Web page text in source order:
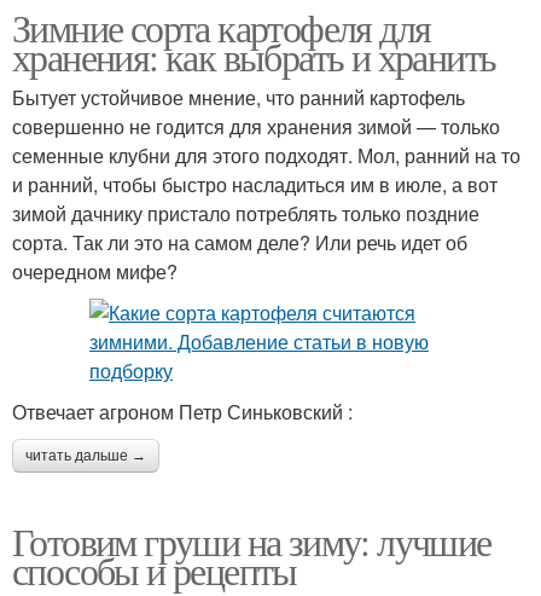
Зимние сорта картофеля для
хранения: как выбрать и хранить
Бытует устойчивое мнение, что ранний картофель
совершенно не годится для хранения зимой — только
семенные клубни для этого подходят. Мол, ранний на то
и ранний, чтобы быстро насладиться им в июле, а вот
зимой дачнику пристало потреблять только поздние
сорта. Так ли это на самом деле? Или речь идет об
очередном мифе?
Отвечает агроном Петр Синьковский :
читать дальше →
Готовим груши на зиму: лучшие
способы и рецепты